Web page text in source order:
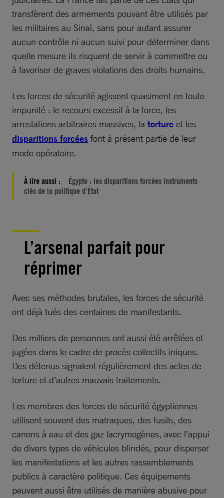
transfèrent des armements pouvant être utilisés par
les militaires au Sinaï, sans pour autant assurer
aucun contrôle ni aucun suivi pour déterminer dans
quelle mesure ils risquent de servir à commettre ou
à favoriser de graves violations des droits humains.
Les forces de sécurité agissent quasiment en toute
impunité : le recours excessif à la force, les
arrestations arbitraires massives, la torture et les
disparitions forcées font à présent partie de leur
mode opératoire.
À lire aussi :
Égypte : les disparitions forcées instruments
clés de la politique d’État
L’arsenal parfait pour
réprimer
Avec ses méthodes brutales, les forces de sécurité
ont déjà tués des centaines de manifestants.
Des milliers de personnes ont aussi été arrêtées et
jugées dans le cadre de procès collectifs iniques.
Des détenus signalent régulièrement des actes de
torture et d’autres mauvais traitements.
Les membres des forces de sécurité égyptiennes
utilisent souvent des matraques, des fusils, des
canons à eau et des gaz lacrymogènes, avec l’appui
de divers types de véhicules blindés, pour disperser
les manifestations et les autres rassemblements
publics à caractère politique. Ces équipements
peuvent aussi être utilisés de manière abusive pour